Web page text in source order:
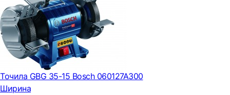
Точила GBG 35-15 Bosch 060127A300
Ширина